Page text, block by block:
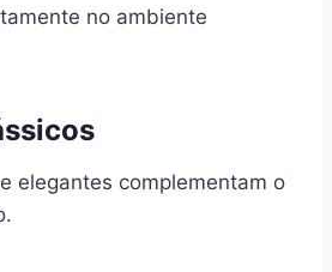
no ambiente
elegantes complementam o